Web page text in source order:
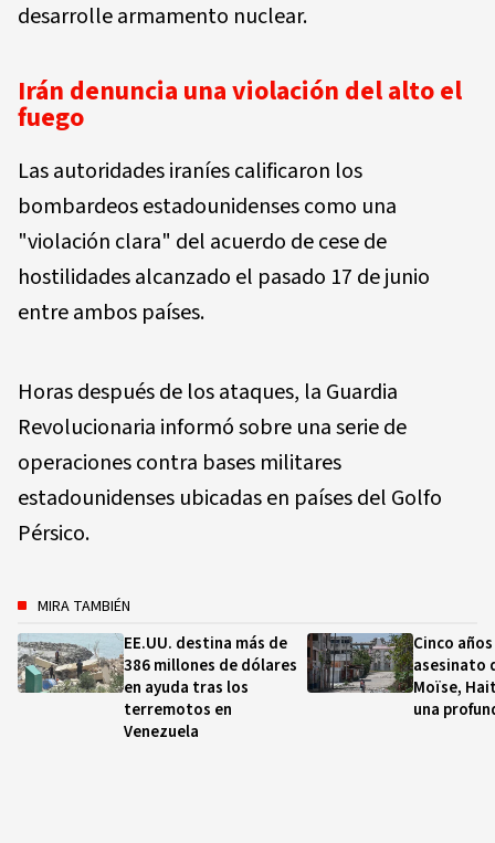
desarrolle armamento nuclear.
Irán denuncia una violación del alto el
fuego
Las autoridades iraníes calificaron los
bombardeos estadounidenses como una
"violación clara" del acuerdo de cese de
hostilidades alcanzado el pasado 17 de junio
entre ambos países.
Horas después de los ataques, la Guardia
Revolucionaria informó sobre una serie de
operaciones contra bases militares
estadounidenses ubicadas en países del Golfo
Pérsico.
MIRA TAMBIÉN
EE.UU. destina más de
386 millones de dólares
en ayuda tras los
terremotos en
Venezuela
Cinco
asesinato
Moïse,
una